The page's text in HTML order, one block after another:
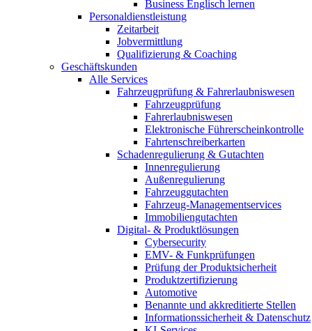
Business Englisch lernen
Personaldienstleistung
Zeitarbeit
Jobvermittlung
Qualifizierung & Coaching
Geschäftskunden
Alle Services
Fahrzeugprüfung & Fahrerlaubniswesen
Fahrzeugprüfung
Fahrerlaubniswesen
Elektronische Führerscheinkontrolle
Fahrtenschreiberkarten
Schadenregulierung & Gutachten
Innenregulierung
Außenregulierung
Fahrzeuggutachten
Fahrzeug-Managementservices
Immobiliengutachten
Digital- & Produktlösungen
Cybersecurity
EMV- & Funkprüfungen
Prüfung der Produktsicherheit
Produktzertifizierung
Automotive
Benannte und akkreditierte Stellen
Informationssicherheit & Datenschutz